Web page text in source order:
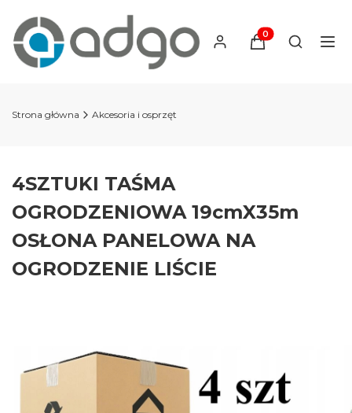
Produkty w
Otwórz
Strona główna Akcesoria i osprzęt
4SZTUKI TAŚMA
OGRODZENIOWA 19cmX35m
OSŁONA PANELOWA NA
OGRODZENIE LIŚCIE